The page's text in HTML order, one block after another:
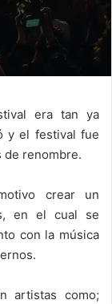
era tan ya
y el festival fue
de renombre.
crear un
en el cual se
con la música
artistas como;